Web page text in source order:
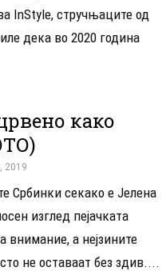
InStyle, стручњаците од
дека во 2020 година
како
2019
Србинки секако е Јелена
изглед пејачката
внимание, а нејзините
не оставаат без здив....